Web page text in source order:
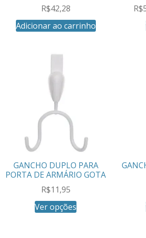
R$42,28
Adicionar ao carrinho
R$
GANCHO DUPLO PARA
PORTA DE ARMÁRIO GOTA
R$11,95
Ver opções